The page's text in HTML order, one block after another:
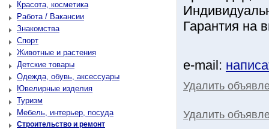
Красота, косметика
Работа / Вакансии
Знакомства
Спорт
Животные и растения
Детские товары
Одежда, обувь, аксессуары
Ювелирные изделия
Туризм
Мебель, интерьер, посуда
Строительство и ремонт
Гарантия на
e-mail:
Удалить
Удалить